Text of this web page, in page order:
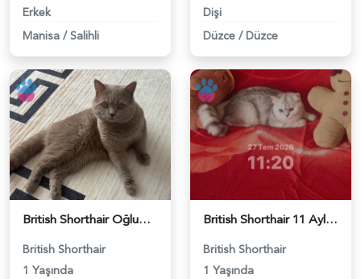
Erkek
Manisa / Salihli
Dişi
Düzce / Düzce
British Shorthair Oğlumuza eş arıyoruz - 118984638
British Shorthair
1 Yaşında
British Shorthair 11 Aylık Kızım Eş Arıyor - 118984640
British Shorthair
1 Yaşında